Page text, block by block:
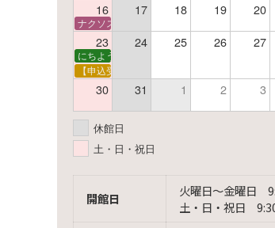
16 17 18 19 20
ナクソス音楽会 第5回 NHK交響楽団創立100
23 24 25 26 27
にちようえほん
【申込受付中】ゆうべのこわ～いおはなし会
30 31 1 2 3
休館日
土・日・祝日
開館日
火曜日〜金曜日
土・日・祝日